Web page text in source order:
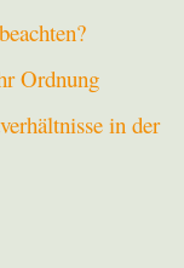
Ordnung
in der